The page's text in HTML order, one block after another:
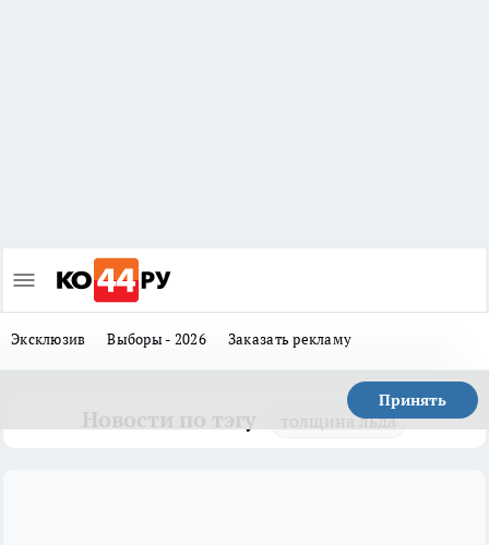
Эксклюзив Выборы - 2026 Заказать рекламу
Принять
толщина льда